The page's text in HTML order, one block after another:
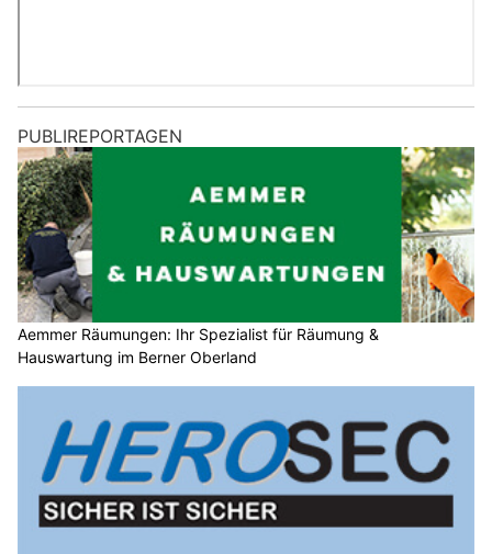
PUBLIREPORTAGEN
Aemmer Räumungen: Ihr Spezialist für Räumung &
Hauswartung im Berner Oberland